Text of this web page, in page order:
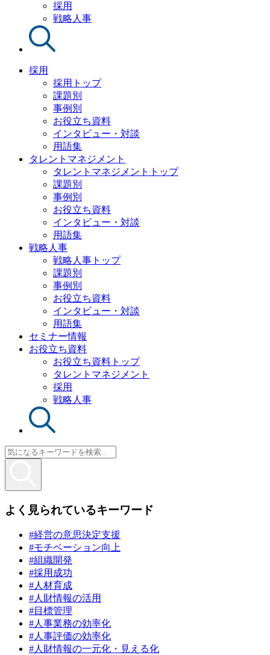
採用
戦略人事
採用
採用トップ
課題別
事例別
お役立ち資料
インタビュー・対談
用語集
タレントマネジメント
タレントマネジメントトップ
課題別
事例別
お役立ち資料
インタビュー・対談
用語集
戦略人事
戦略人事トップ
課題別
事例別
お役立ち資料
インタビュー・対談
用語集
セミナー情報
お役立ち資料
お役立ち資料トップ
タレントマネジメント
採用
戦略人事
よく見られているキーワード
#経営の意思決定支援
#モチベーション向上
#組織開発
#採用成功
#人材育成
#人財情報の活用
#目標管理
#人事業務の効率化
#人事評価の効率化
#人財情報の一元化・見える化